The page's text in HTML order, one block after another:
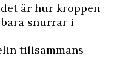
är hur kroppen
snurrar i
tillsammans